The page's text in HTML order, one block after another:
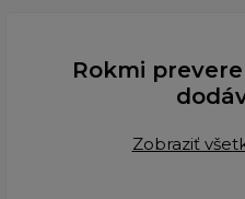
Rokmi
Zobraziť